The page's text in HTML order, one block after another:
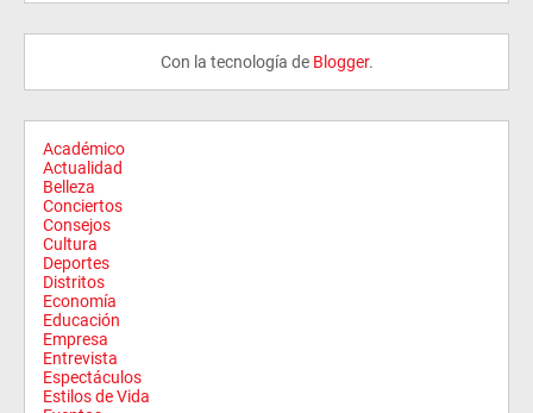
Con la tecnología de Blogger.
Académico
Actualidad
Belleza
Conciertos
Consejos
Cultura
Deportes
Distritos
Economía
Educación
Empresa
Entrevista
Espectáculos
Estilos de Vida